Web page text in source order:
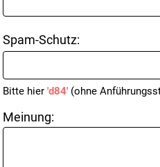
Spam-Schutz:
Bitte hier 'd84'(ohne
Meinung: